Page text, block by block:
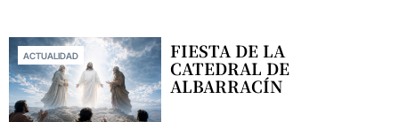
ACTUALIDAD FIESTA DE LA
CATEDRAL DE
ALBARRACÍN